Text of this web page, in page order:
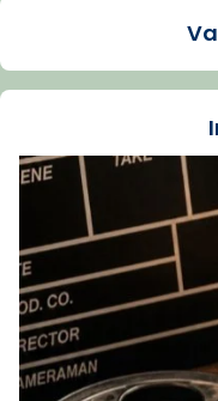
La Carmina va
dos mesos, a
Recupera
tican News
07/carmina-
espana-
Foto
View on Facebook ·